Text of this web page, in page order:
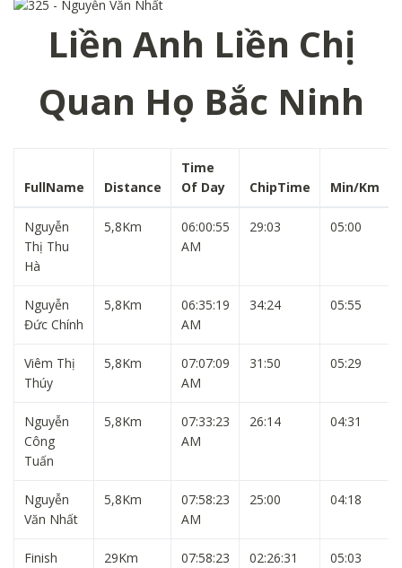
Liền Anh Liền Chị
Quan Họ Bắc Ninh
FullName Distance
Time
Of Day
ChipTime Min/Km
Nguyễn
Thị Thu
Hà
5,8Km
06:00:55
AM
29:03 05:00
Nguyễn
Đức Chính
5,8Km
06:35:19
AM
34:24 05:55
Viêm Thị
Thúy
5,8Km
07:07:09
AM
31:50 05:29
Nguyễn
Công
Tuấn
5,8Km
07:33:23
AM
26:14 04:31
Nguyễn
Văn Nhất
5,8Km
07:58:23
AM
25:00 04:18
Finish 29Km
07:58:23
02:26:31 05:03